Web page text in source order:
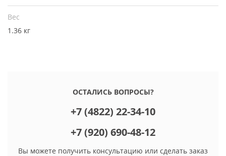
Вес
1.36 кг
ОСТАЛИСЬ ВОПРОСЫ?
+7 (4822) 22-34-10
+7 (920) 690-48-12
Вы можете получить консультацию или сделать заказ